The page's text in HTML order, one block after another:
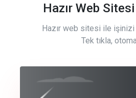
Hazır Web
Hazır web sitesi ile işinizi
Tek tıkla,